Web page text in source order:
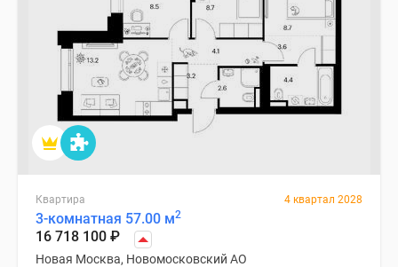
Квартира 4 квартал 2028
3-комнатная 57.00 м2
16 718 100 ₽
Новая Москва, Новомосковский АО